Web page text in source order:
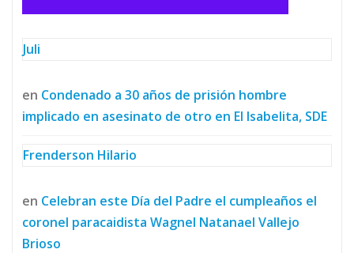
Juli
en Condenado a 30 años de prisión hombre
implicado en asesinato de otro en El Isabelita, SDE
Frenderson Hilario
en Celebran este Día del Padre el cumpleaños el
coronel paracaidista Wagnel Natanael Vallejo
Brioso